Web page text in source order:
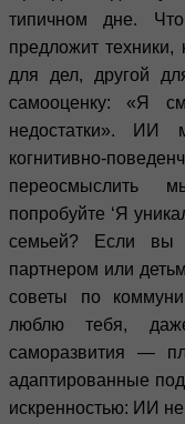
типичном дне.
предложит
для дел, другой
самооценку: «Я
недостатки». ИИ
когнитивно-
переосмыслить
попробуйте ‘Я
семьей? Если вы
партнером или
советы по
люблю тебя,
саморазвития —
адаптированные
искренностью: ИИ не